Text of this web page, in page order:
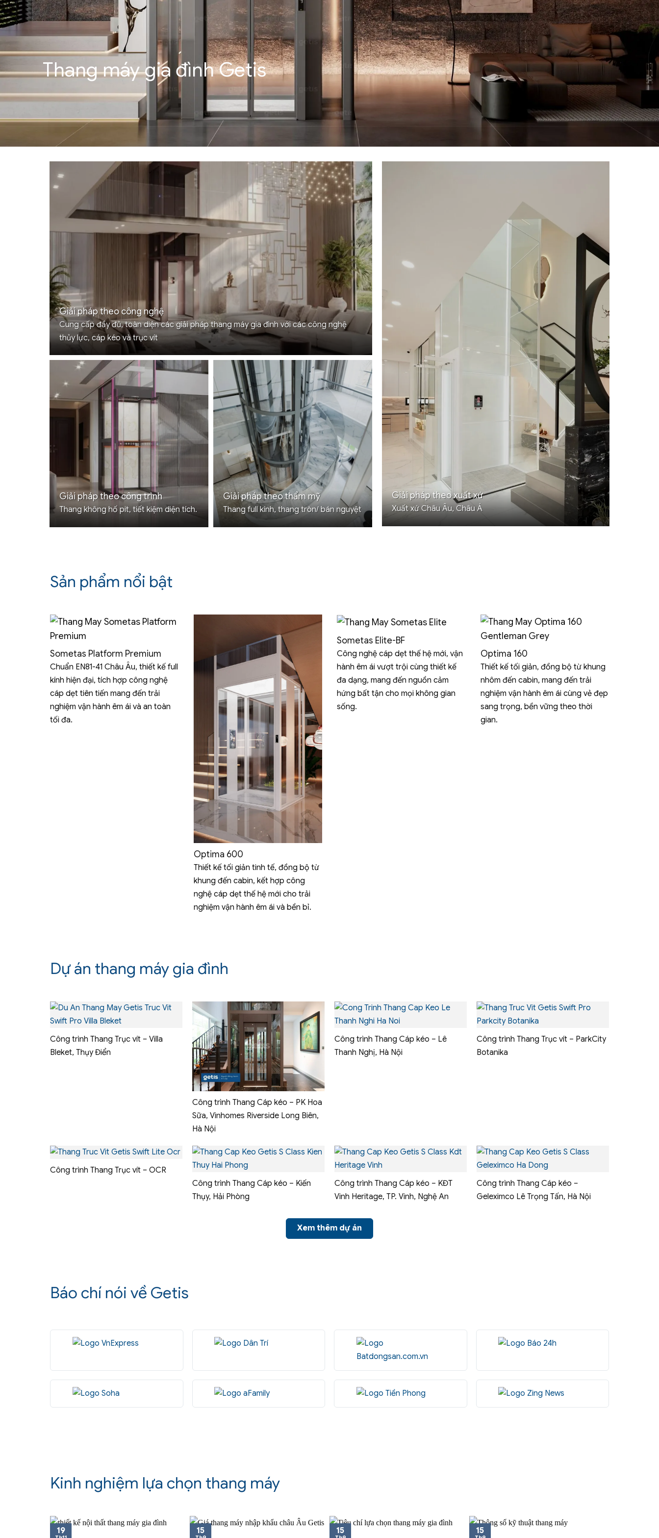
Thang máy gia đình Getis
Giải pháp theo công nghệ
Cung cấp đầy đủ, toàn diện các giải pháp thang máy gia đình với các công nghệ
thủy lực, cáp kéo và trục vít
Giải pháp theo công trình
Thang không hố pit, tiết kiệm diện tích.
Giải pháp theo thẩm mỹ
Thang full kính, thang tròn/ bán nguyệt
Giải pháp theo xuất xứ
Xuất xứ Châu Âu, Châu Á
Sản phẩm nổi bật
Sometas Platform Premium
Chuẩn EN81-41 Châu Âu, thiết kế full
kính hiện đại, tích hợp công nghệ
cáp dẹt tiên tiến mang đến trải
nghiệm vận hành êm ái và an toàn
tối đa.
Optima 600
Thiết kế tối giản tinh tế, đồng bộ từ
khung đến cabin, kết hợp công
nghệ cáp dẹt thế hệ mới cho trải
nghiệm vận hành êm ái và bền bỉ.
Sometas Elite-BF
Công nghệ cáp dẹt thế hệ mới, vận
hành êm ái vượt trội cùng thiết kế
đa dạng, mang đến nguồn cảm
hứng bất tận cho mọi không gian
sống.
Optima 160
Thiết kế tối giản, đồng bộ từ khung
nhôm đến cabin, mang đến trải
nghiệm vận hành êm ái cùng vẻ đẹp
sang trọng, bền vững theo thời
gian.
Dự án thang máy gia đình
Công trình Thang Trục vít – Villa
Bleket, Thụy Điển
Công trình Thang Cáp kéo – PK Hoa
Sữa, Vinhomes Riverside Long Biên,
Hà Nội
Công trình Thang Cáp kéo – Lê
Thanh Nghị, Hà Nội
Công trình Thang Trục vít – ParkCity
Botanika
Công trình Thang Trục vít – OCR
Công trình Thang Cáp kéo – Kiến
Thụy, Hải Phòng
Công trình Thang Cáp kéo – KĐT
Vinh Heritage, TP. Vinh, Nghệ An
Công trình Thang Cáp kéo –
Geleximco Lê Trọng Tấn, Hà Nội
Xem thêm dự án
Báo chí nói về Getis
Kinh nghiệm lựa chọn thang máy
19 15 15 15